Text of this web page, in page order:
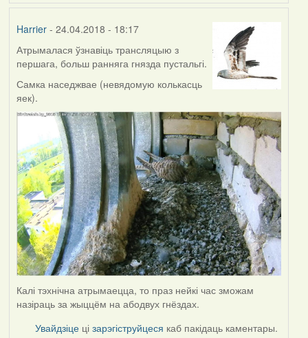
Harrier- 24.04.2018 - 18:17
Атрымалася ўзнавіць трансляцыю з
першага, больш ранняга гнязда пустальгі.
Самка наседжвае (невядомую колькасць
яек).
Калі тэхнічна атрымаецца, то праз нейкі час зможам
назіраць за жыццём на абодвух гнёздах.
Увайдзіце цізарэгіструйцеся каб пакідаць каментары.